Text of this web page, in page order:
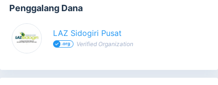
Penggalang Dana
LAZ Sidogiri Pusat
Verified Organization